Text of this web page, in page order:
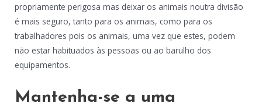
propriamente perigosa mas deixar os animais noutra divisão
é mais seguro, tanto para os animais, como para os
trabalhadores pois os animais, uma vez que estes, podem
não estar habituados às pessoas ou ao barulho dos
equipamentos.
Mantenha-se a uma